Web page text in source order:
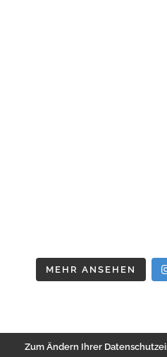
MEHR ANSEHEN
Zum Ändern Ihrer